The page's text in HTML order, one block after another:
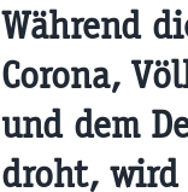
Während
Corona,
und dem
droht, wird